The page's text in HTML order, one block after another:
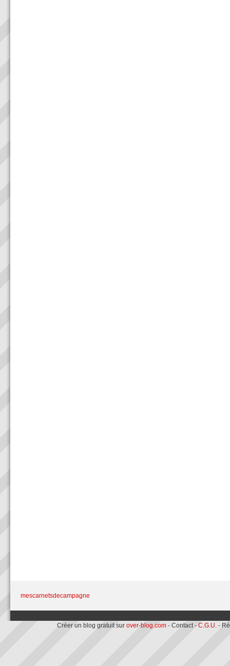
mescarnetsdecampagne
Créer un blog gratuit sur over-blog.com- Contact - C.G.U.-